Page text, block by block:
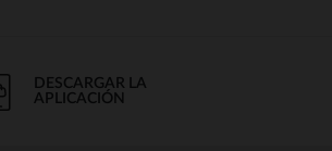
DESCARGAR LA
APLICACIÓN